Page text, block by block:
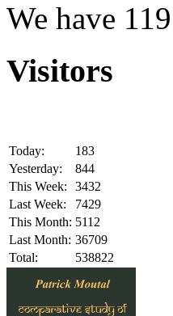
We have
Visitors
Today:
183
Yesterday:
844
This Week:
3432
Last Week:
7429
This Month: 5112
Last Month: 36709
Total:
538822